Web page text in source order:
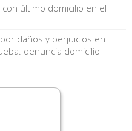
último domicilio en el
daños y perjuicios en
denuncia domicilio